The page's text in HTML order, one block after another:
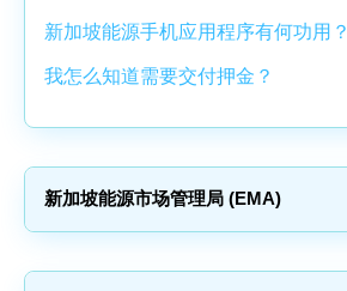
新加坡能源手机应用程序有何功用？
我怎么知道需要交付押金？
新加坡能源市场管理局 (EMA)